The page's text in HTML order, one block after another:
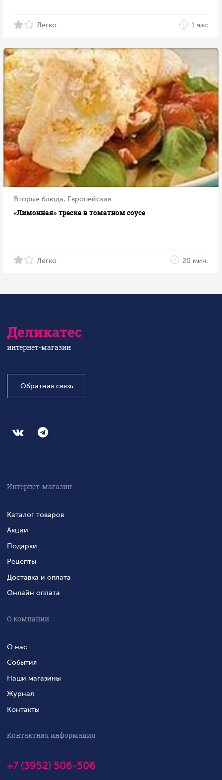
Легко 1 час
Вторые блюда, Европейская
«Лимонная» треска в томатном соусе
Легко 20 мин.
Деликатес
интернет-магазин
Обратная связь
Интернет-магазин
Каталог товаров
Акции
Подарки
Рецепты
Доставка и оплата
Онлайн оплата
О компании
О нас
События
Наши магазины
Журнал
Контакты
Контактная информация
+7 (3952) 506-506